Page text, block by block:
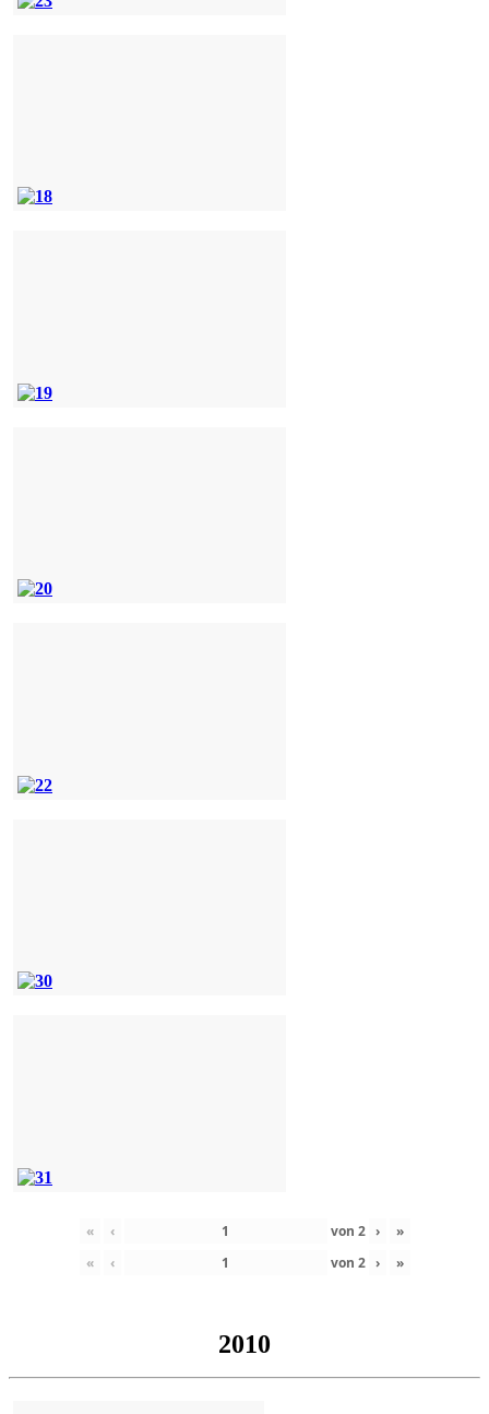
« ‹ von 2 ›
»
«
‹ von 2 › »
2010